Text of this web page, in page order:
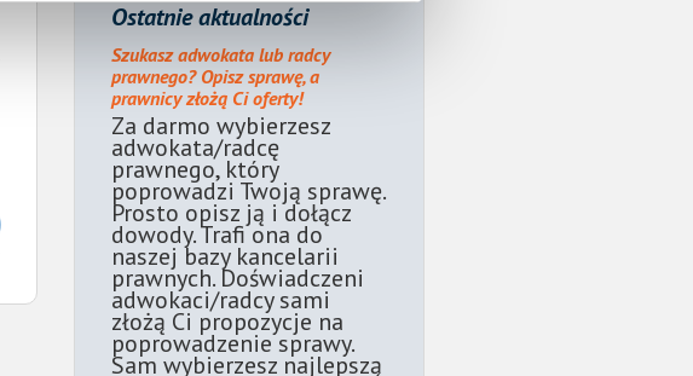
Ostatnie aktualności
Szukasz adwokata lub radcy
prawnego? Opisz sprawę, a
prawnicy złożą Ci oferty!
Za darmo wybierzesz
adwokata/radcę
prawnego, który
poprowadzi Twoją sprawę.
Prosto opisz ją i dołącz
dowody. Trafi ona do
naszej bazy kancelarii
prawnych. Doświadczeni
adwokaci/radcy sami
złożą Ci propozycje na
poprowadzenie sprawy.
Sam wybierzesz najlepszą